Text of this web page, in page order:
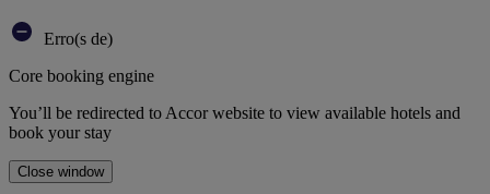
Erro(s de)
Core booking engine
You’ll be redirected to Accor website to view available hotels and
book your stay
Close window